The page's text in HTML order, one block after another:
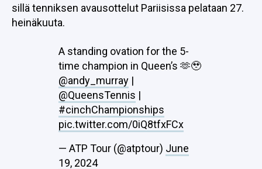
sillä tenniksen avausottelut Pariisissa pelataan 27.
heinäkuuta.
A standing ovation for the 5-
time champion in Queen’s 🫶🥹
@andy_murray |
@QueensTennis |
#cinchChampionships
pic.twitter.com/0iQ8tfxFCx
— ATP Tour (@atptour) June
19, 2024